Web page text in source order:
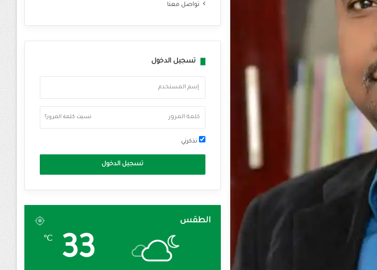
تواصل معنا
تسجيل الدخول
نسيت كلمة المرور؟
تذكرني
تسجيل الدخول
الطقس
33
℃